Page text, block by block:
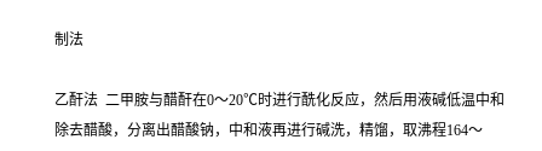
制法
乙酐法 二甲胺与醋酐在0～20℃时进行酰化反应，然后用液碱低温中和
除去醋酸，分离出醋酸钠，中和液再进行碱洗，精馏，取沸程164～